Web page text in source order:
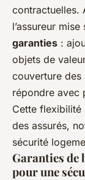
contractuelles.
l’assureur mise
garanties :
objets de
couverture des
répondre avec
Cette
des assurés,
sécurité
Garanties de
pour une